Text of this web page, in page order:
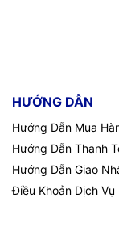
HƯỚNG DẪN
Hướng Dẫn Mua
Hướng Dẫn Thanh
Hướng Dẫn Giao
Điều Khoản Dịch Vụ